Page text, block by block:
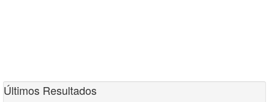
Últimos Resultados